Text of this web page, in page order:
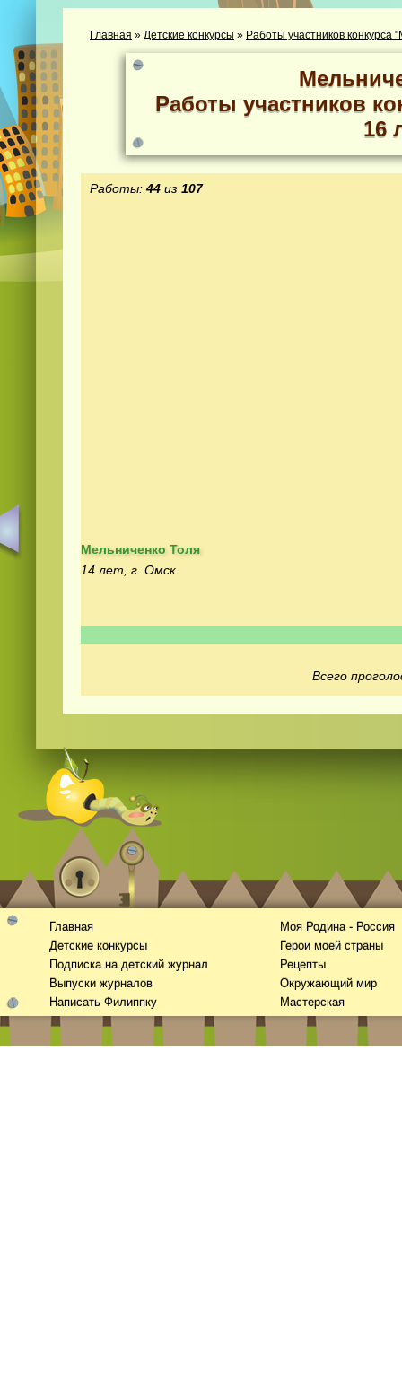
Главная » Детские конкурсы » Работы участников конкурса
Работы участников
16
Работы: 44 из 107
Мельниченко Толя
14 лет, г. Омск
Всего
Главная
Детские конкурсы
Подписка на детский журнал
Выпуски журналов
Написать Филиппку
Моя Родина - Россия
Герои моей страны
Рецепты
Окружающий мир
Мастерская
Смотретьвидеоонлайн